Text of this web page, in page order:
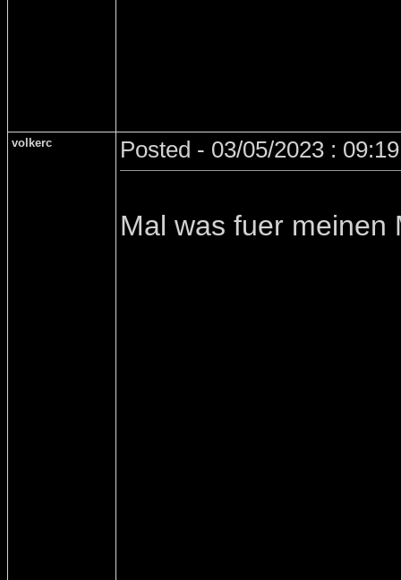
volkerc Posted - 03/05/2023 :
Mal was fuer meinen